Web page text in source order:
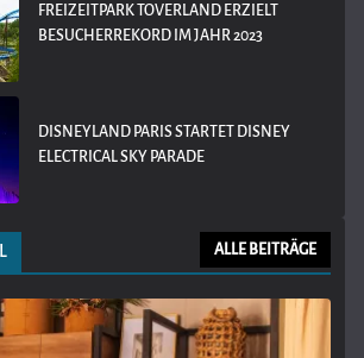
FREIZEITPARK TOVERLAND ERZIELT
BESUCHERREKORD IM JAHR 2023
DISNEYLAND PARIS STARTET DISNEY
ELECTRICAL SKY PARADE
ALLE BEITRÄGE